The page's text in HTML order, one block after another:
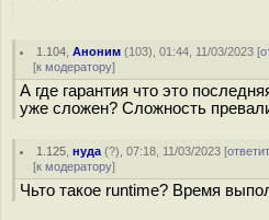
1.104 ,Аноним (103), 01:44, 11/03/2023 [
[к модератору]
А где гарантия что это
уже сложен? Сложность
1.125 ,нуда (?), 07:18, 11/03/2023 [
[к модератору]
Чьто такое runtime? Время